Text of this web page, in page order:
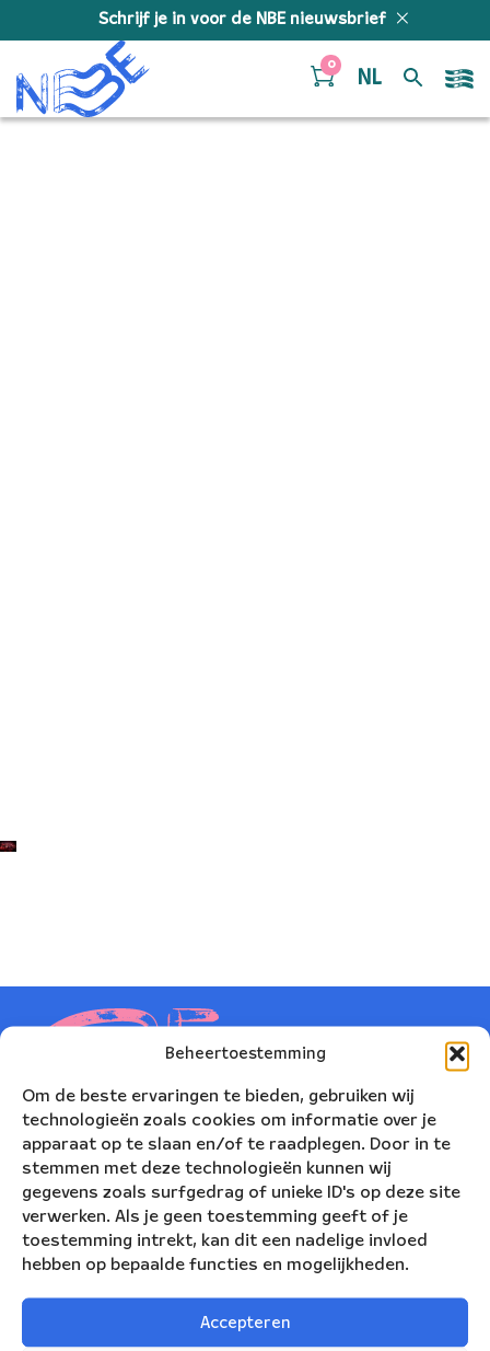
Beheertoestemming
Om de beste ervaringen te bieden, gebruiken wij
technologieën zoals cookies om informatie over je
apparaat op te slaan en/of te raadplegen. Door in te
stemmen met deze technologieën kunnen wij
gegevens zoals surfgedrag of unieke ID's op deze site
verwerken. Als je geen toestemming geeft of je
toestemming intrekt, kan dit een nadelige invloed
hebben op bepaalde functies en mogelijkheden.
Accepteren
Schrijf je in voor de NBE nieuwsbrief
0
NL
Nederlands Blazers Ensemble
Korte Leidsedwarsstraat 12